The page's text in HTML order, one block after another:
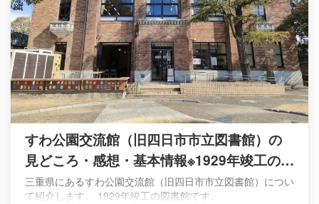
すわ公園交流館（旧四日市市立図書館）の
見どころ・感想・基本情報※1929年竣工の図
書館
三重県にあるすわ公園交流館（旧四日市市立図書館）につい
て紹介します。 1929年竣工の図書館です。